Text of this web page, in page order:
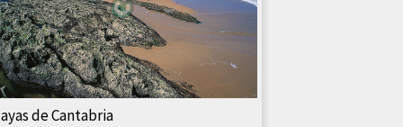
de Cantabria